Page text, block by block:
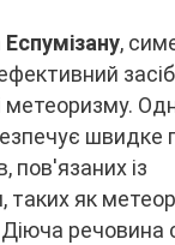
Еспумізану,
метеоризму.
швидке
пов'язаних із
таких як
речовина